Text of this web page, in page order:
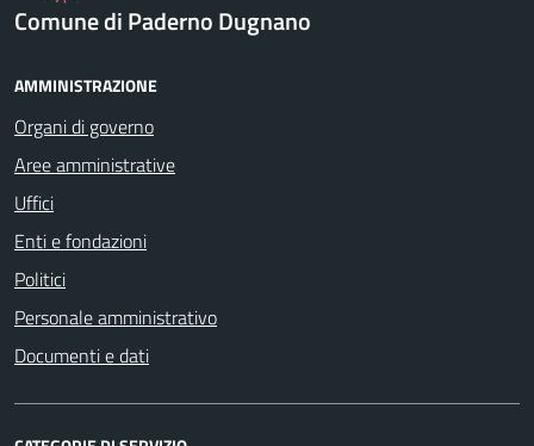
Comune di Paderno Dugnano
AMMINISTRAZIONE
Organi di governo
Aree amministrative
Uffici
Enti e fondazioni
Politici
Personale amministrativo
Documenti e dati